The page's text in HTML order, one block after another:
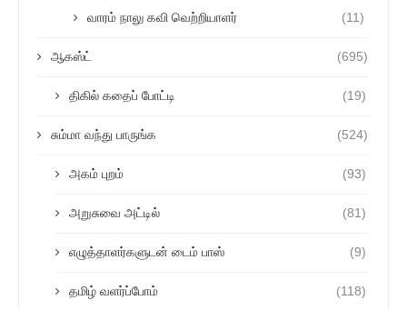
வாரம் நாலு கவி வெற்றியாளர் (11)
ஆகஸ்ட் (695)
திகில் கதைப் போட்டி (19)
சும்மா வந்து பாருங்க (524)
அகம் புறம் (93)
அறுசுவை அட்டில் (81)
எழுத்தாளர்களுடன் டைம் பாஸ் (9)
தமிழ் வளர்ப்போம் (118)